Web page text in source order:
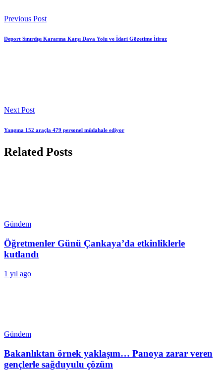
Previous Post
Deport Sınırdışı Kararına Karşı Dava Yolu ve İdari Gözetime İtiraz
Next Post
Yangına 152 araçla 479 personel müdahale ediyor
Related Posts
Gündem
Öğretmenler Günü Çankaya’da etkinliklerle
kutlandı
1 yıl ago
Gündem
Bakanlıktan örnek yaklaşım… Panoya zarar veren
gençlerle sağduyulu çözüm